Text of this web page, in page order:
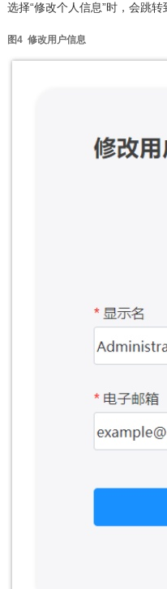
选择“修改个人信息”时，会跳
图4 修改用户信息